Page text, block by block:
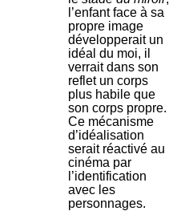
l’enfant face à sa
propre image
développerait un
idéal du moi, il
verrait dans son
reflet un corps
plus habile que
son corps propre.
Ce mécanisme
d’idéalisation
serait réactivé au
cinéma par
l’identification
avec les
personnages.